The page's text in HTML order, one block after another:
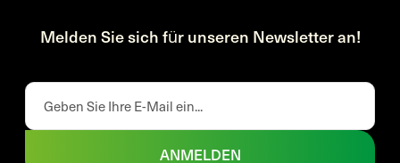
Melden Sie sich für unseren Newsletter an!
ANMELDEN